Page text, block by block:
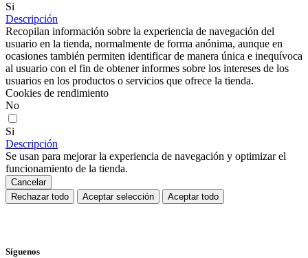
Si
Descripción
Recopilan información sobre la experiencia de navegación del
usuario en la tienda, normalmente de forma anónima, aunque en
ocasiones también permiten identificar de manera única e inequívoca
al usuario con el fin de obtener informes sobre los intereses de los
usuarios en los productos o servicios que ofrece la tienda.
Cookies de rendimiento
No
Si
Descripción
Se usan para mejorar la experiencia de navegación y optimizar el
funcionamiento de la tienda.
Cancelar
Rechazar todo
Aceptar selección Aceptar todo
Síguenos